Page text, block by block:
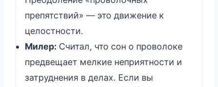
препятствий» — это движение к
целостности.
Милер: Считал, что сон о проволоке
предвещает мелкие неприятности и
затруднения в делах. Если вы